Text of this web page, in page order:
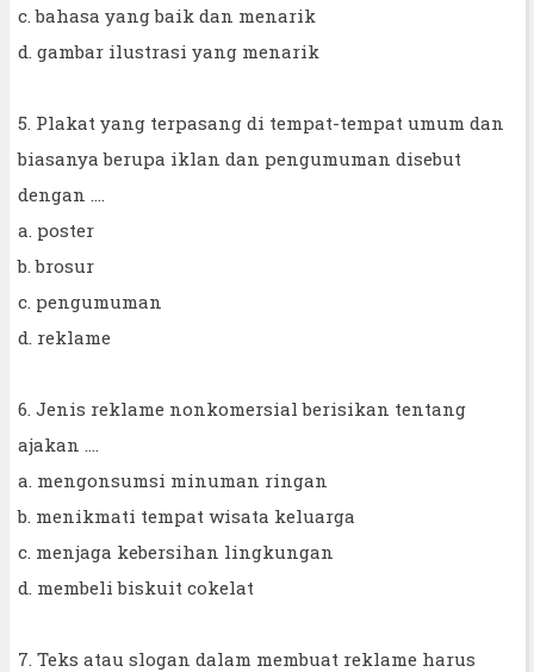
c. bahasa yang baik dan menarik
d. gambar ilustrasi yang menarik
5. Plakat yang terpasang di tempat-tempat umum dan
biasanya berupa iklan dan pengumuman disebut
dengan ....
a. poster
b. brosur
c. pengumuman
d. reklame
6. Jenis reklame nonkomersial berisikan tentang
ajakan ....
a. mengonsumsi minuman ringan
b. menikmati tempat wisata keluarga
c. menjaga kebersihan lingkungan
d. membeli biskuit cokelat
7. Teks atau slogan dalam membuat reklame harus